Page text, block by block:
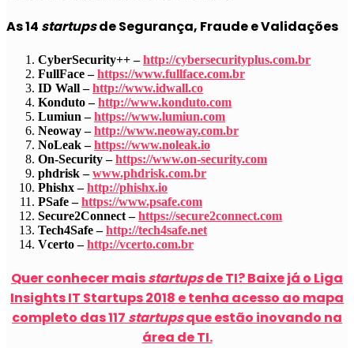
As 14 startupsde Segurança, Fraude e Validações
CyberSecurity++ –http://cybersecurityplus.com.br
FullFace –https://www.fullface.com.br
ID Wall –http://www.idwall.co
Konduto –http://www.konduto.com
Lumiun –https://www.lumiun.com
Neoway –http://www.neoway.com.br
NoLeak –https://www.noleak.io
On-Security –https://www.on-security.com
phdrisk –www.phdrisk.com.br
Phishx –http://phishx.io
PSafe –https://www.psafe.com
Secure2Connect –https://secure2connect.com
Tech4Safe –http://tech4safe.net
Vcerto –http://vcerto.com.br
Quer conhecer maisstartupsde TI? Baixe já o Liga
Insights IT Startups 2018 e tenha acesso ao mapa
completo das 117 startupsque estão inovando na
área de TI.